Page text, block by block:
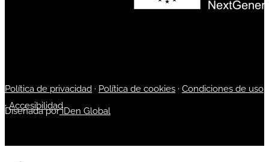
Política de privacidad · Política de cookies · Condiciones de uso
·Accesibilidad
Diseñada poriDen Global